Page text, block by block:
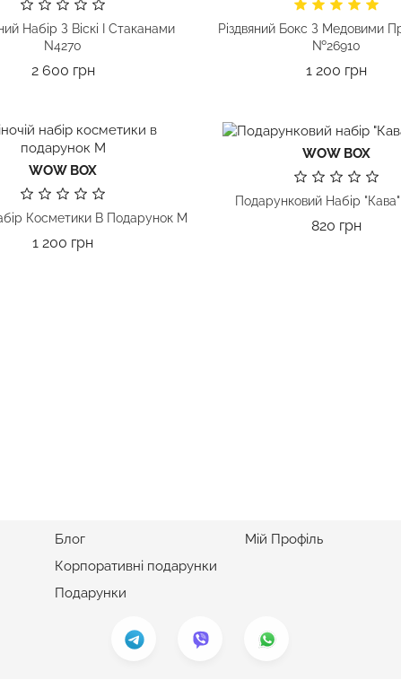
Набір З Віскі І Стаканами
N4270
2 600 грнЦіна
Різдвяний Бокс З Медовими
№26910
1 200 грнЦіна
WOW BOX
Косметики В Подарунок М
1 200 грнЦіна
WOW BOX
Подарунковий Набір
820 грнЦіна
Блог
Корпоративні подарунки
Подарунки
Мій Профіль